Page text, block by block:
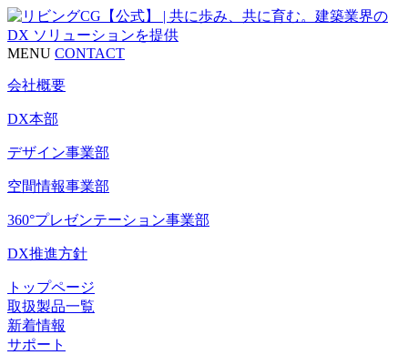
MENU CONTACT
会社概要
DX本部
デザイン事業部
空間情報事業部
360°プレゼンテーション事業部
DX推進方針
トップページ
取扱製品一覧
新着情報
サポート